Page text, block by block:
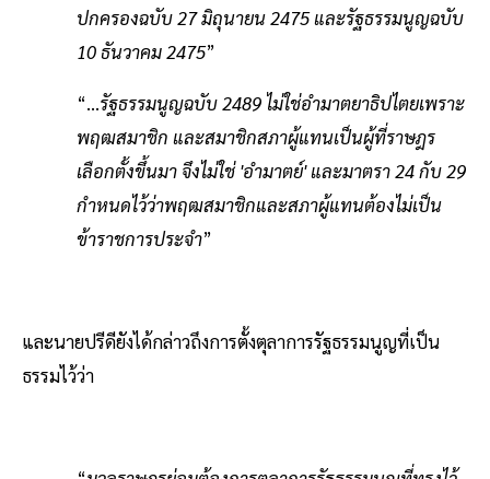
ปกครองฉบับ 27 มิถุนายน 2475 และรัฐธรรมนูญฉบับ
10 ธันวาคม 2475”
“...รัฐธรรมนูญฉบับ 2489 ไม่ใช่อำมาตยาธิปไตยเพราะ
พฤฒสมาชิก และสมาชิกสภาผู้แทนเป็นผู้ที่ราษฎร
เลือกตั้งขึ้นมา จึงไม่ใช่ 'อำมาตย์' และมาตรา 24 กับ 29
กำหนดไว้ว่าพฤฒสมาชิกและสภาผู้แทนต้องไม่เป็น
ข้าราชการประจำ”
และนายปรีดียังได้กล่าวถึงการตั้งตุลาการรัฐธรรมนูญที่เป็น
ธรรมไว้ว่า